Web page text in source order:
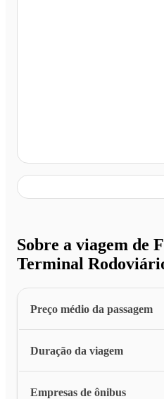
Sobre a viagem de
Terminal
Preço médio da passagem
Duração da viagem
Empresas de ônibus